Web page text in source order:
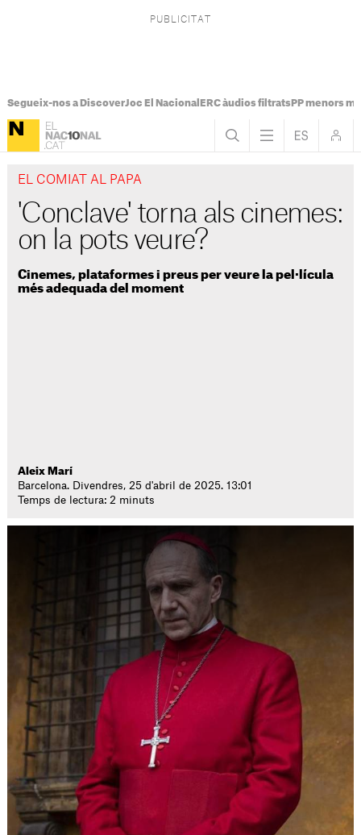
Segueix-nos a DiscoverJoc El Nacional ERC àudios filtratsPP menors
EL COMIAT AL PAPA
'Conclave' torna als cinemes:
on la pots veure?
Cinemes, plataformes i preus per veure la pel·lícula
més adequada del moment
Aleix Marí
Barcelona. Divendres, 25 d'abril de 2025. 13:01
Temps de lectura: 2 minuts